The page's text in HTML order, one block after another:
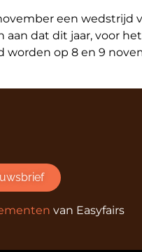
een wedstrijd
dat dit jaar, voor
op 8 en 9
van Easyfairs